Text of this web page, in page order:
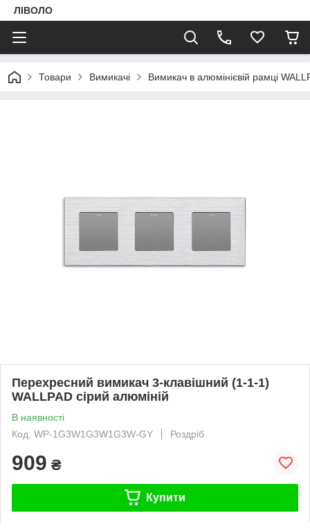
ЛІВОЛО
Товари Вимикачі Вимикач в алюмінієвій рамці
Перехресний вимикач 3-клавішний (1-1-1)
WALLPAD сірий алюміній
В наявності
Код: WP-1G3W1G3W1G3W-GY
Роздріб
909 ₴
Купити